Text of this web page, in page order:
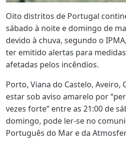
Oito distritos de Portugal
sábado à noite e domingo de
devido à chuva, segundo o
ter emitido alertas para
afetadas pelos incêndios.
Porto, Viana do Castelo, Aveiro,
estar sob aviso amarelo por
vezes forte” entre as 21:00 de
domingo, pode ler-se no
Português do Mar e da